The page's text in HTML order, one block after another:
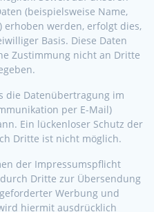
(beispielsweise Name,
werden, erfolgt dies,
Basis. Diese Daten
Zustimmung nicht an Dritte
die Datenübertragung im
per E-Mail)
Ein lückenloser Schutz der
Dritte ist nicht möglich.
der Impressumspflicht
Dritte zur Übersendung
Werbung und
hiermit ausdrücklich